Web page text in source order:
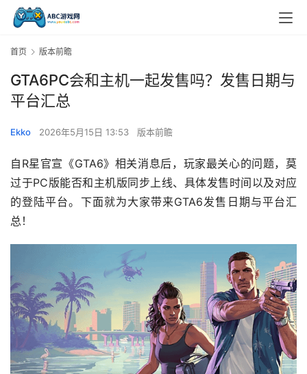
首页 版本前瞻
GTA6PC会和主机一起发售吗？发售日期与
平台汇总
Ekko 2026年5月15日 13:53 版本前瞻
自R星官宣《GTA6》相关消息后，玩家最关心的问题，莫
过于PC版能否和主机版同步上线、具体发售时间以及对应
的登陆平台。下面就为大家带来GTA6发售日期与平台汇
总！